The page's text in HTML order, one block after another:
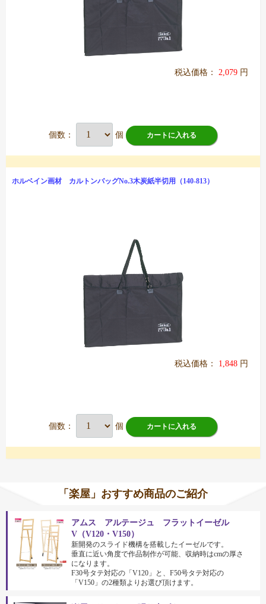
税込価格： 2,079 円
個数： 個 カートに入れる
ホルベイン画材 カルトンバッグNo.3木炭紙半切用（140-813）
税込価格： 1,848 円
個数： 個 カートに入れる
「楽屋」おすすめ商品のご紹介
アムス アルテージュ フラットイーゼル
V（V120・V150）
新開発のスライド機構を搭載したイーゼルです。
垂直に近い角度で作品制作が可能、収納時はcmの厚さ
になります。
F30号タテ対応の「V120」と、F50号タテ対応の
「V150」の2種類よりお選び頂けます。